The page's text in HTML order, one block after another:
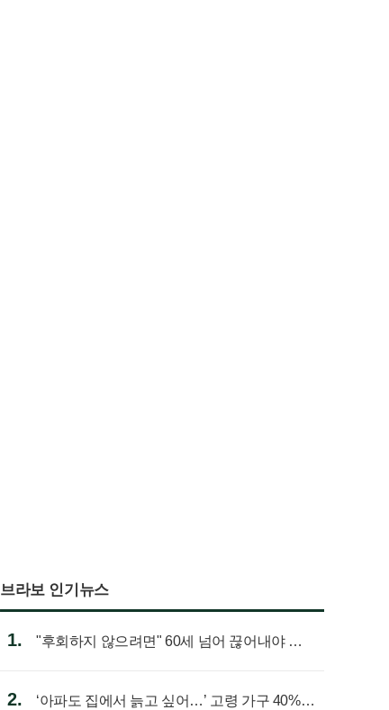
브라보 인기뉴스
1.
"후회하지 않으려면" 60세 넘어 끊어내야 할
2.
‘아파도 집에서 늙고 싶어…’ 고령 가구 40%